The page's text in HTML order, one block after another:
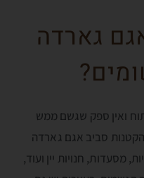
גארדה
ואין ספק שגשם ממש
הקטנות סביב אגם גארדה
מסעדות, חנויות יין ועוד,